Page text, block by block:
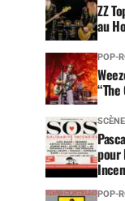
ZZ
au
POP-
pour
POP-